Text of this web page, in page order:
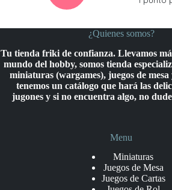
¿Quienes somos?
Tu tienda friki de confianza. Llevamos
mundo del hobby, somos tienda
miniaturas (wargames), juegos de
tenemos un catálogo que hará las
jugones y si no encuentra algo, no
Menu
Miniaturas
Juegos de Mesa
Juegos de Cartas